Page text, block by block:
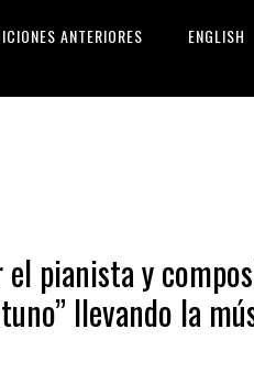
ANTERIORES ENGLISH
el pianista y
llevando la